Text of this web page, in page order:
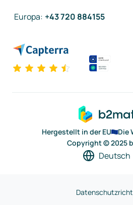
Europa: +43 720 884155
Hergestellt in der EU
Die
Copyright © 2025
Deutsch